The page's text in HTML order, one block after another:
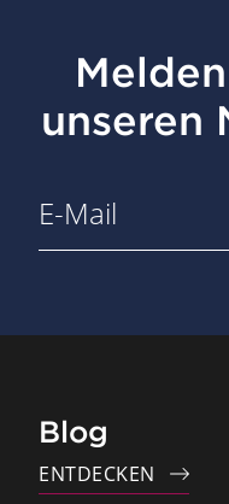
unseren
Blog
ENTDECKEN